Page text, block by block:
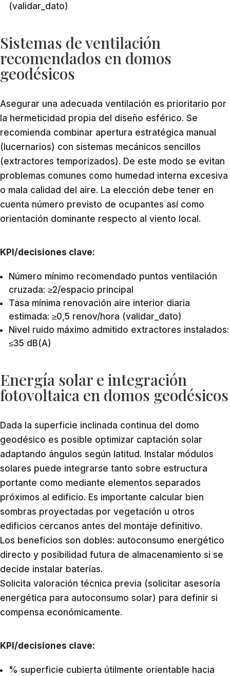
(validar_dato)
Sistemas de ventilación
recomendados en domos
geodésicos
Asegurar una adecuada ventilación es prioritario por
la hermeticidad propia del diseño esférico. Se
recomienda combinar apertura estratégica manual
(lucernarios) con sistemas mecánicos sencillos
(extractores temporizados). De este modo se evitan
problemas comunes como humedad interna excesiva
o mala calidad del aire. La elección debe tener en
cuenta número previsto de ocupantes así como
orientación dominante respecto al viento local.
KPI/decisiones clave:
Número mínimo recomendado puntos ventilación
cruzada: ≥2/espacio principal
Tasa mínima renovación aire interior diaria
estimada: ≥0,5 renov/hora (validar_dato)
Nivel ruido máximo admitido extractores instalados:
≤35 dB(A)
Energía solar e integración
fotovoltaica en domos geodésicos
Dada la superficie inclinada continua del domo
geodésico es posible optimizar captación solar
adaptando ángulos según latitud. Instalar módulos
solares puede integrarse tanto sobre estructura
portante como mediante elementos separados
próximos al edificio. Es importante calcular bien
sombras proyectadas por vegetación u otros
edificios cercanos antes del montaje definitivo.
Los beneficios son dobles: autoconsumo energético
directo y posibilidad futura de almacenamiento si se
decide instalar baterías.
Solicita valoración técnica previa (solicitar asesoría
energética para autoconsumo solar) para definir si
compensa económicamente.
KPI/decisiones clave:
% superficie cubierta útilmente orientable hacia